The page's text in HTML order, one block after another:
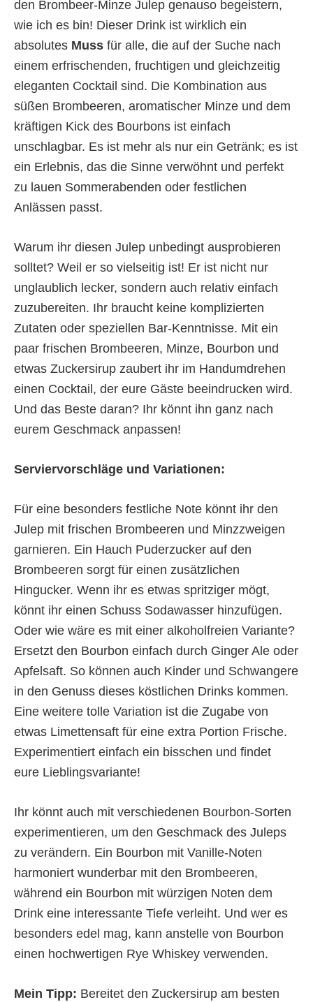
den Brombeer-Minze Julep genauso begeistern,
wie ich es bin! Dieser Drink ist wirklich ein
absolutes Muss für alle, die auf der Suche nach
einem erfrischenden, fruchtigen und gleichzeitig
eleganten Cocktail sind. Die Kombination aus
süßen Brombeeren, aromatischer Minze und dem
kräftigen Kick des Bourbons ist einfach
unschlagbar. Es ist mehr als nur ein Getränk; es ist
ein Erlebnis, das die Sinne verwöhnt und perfekt
zu lauen Sommerabenden oder festlichen
Anlässen passt.
Warum ihr diesen Julep unbedingt ausprobieren
solltet? Weil er so vielseitig ist! Er ist nicht nur
unglaublich lecker, sondern auch relativ einfach
zuzubereiten. Ihr braucht keine komplizierten
Zutaten oder speziellen Bar-Kenntnisse. Mit ein
paar frischen Brombeeren, Minze, Bourbon und
etwas Zuckersirup zaubert ihr im Handumdrehen
einen Cocktail, der eure Gäste beeindrucken wird.
Und das Beste daran? Ihr könnt ihn ganz nach
eurem Geschmack anpassen!
Serviervorschläge und Variationen:
Für eine besonders festliche Note könnt ihr den
Julep mit frischen Brombeeren und Minzzweigen
garnieren. Ein Hauch Puderzucker auf den
Brombeeren sorgt für einen zusätzlichen
Hingucker. Wenn ihr es etwas spritziger mögt,
könnt ihr einen Schuss Sodawasser hinzufügen.
Oder wie wäre es mit einer alkoholfreien Variante?
Ersetzt den Bourbon einfach durch Ginger Ale oder
Apfelsaft. So können auch Kinder und Schwangere
in den Genuss dieses köstlichen Drinks kommen.
Eine weitere tolle Variation ist die Zugabe von
etwas Limettensaft für eine extra Portion Frische.
Experimentiert einfach ein bisschen und findet
eure Lieblingsvariante!
Ihr könnt auch mit verschiedenen Bourbon-Sorten
experimentieren, um den Geschmack des Juleps
zu verändern. Ein Bourbon mit Vanille-Noten
harmoniert wunderbar mit den Brombeeren,
während ein Bourbon mit würzigen Noten dem
Drink eine interessante Tiefe verleiht. Und wer es
besonders edel mag, kann anstelle von Bourbon
einen hochwertigen Rye Whiskey verwenden.
Mein Tipp: Bereitet den Zuckersirup am besten